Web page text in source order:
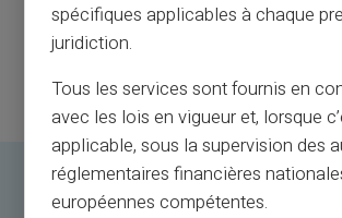
spécifiques applicables à chaque
juridiction.
Tous les services sont fournis en
avec les lois en vigueur et, lorsque
applicable, sous la supervision des
réglementaires financières
européennes compétentes.